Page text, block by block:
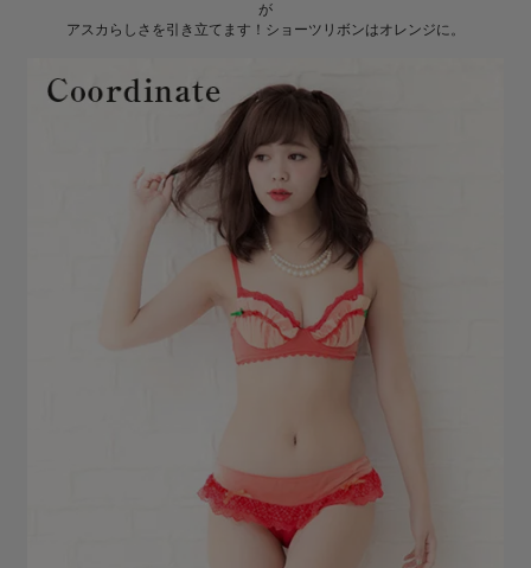
が
アスカらしさを引き立てます！ショーツリボンはオレンジに。